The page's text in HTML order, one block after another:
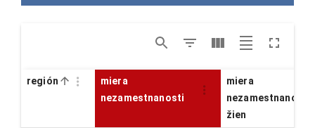
región
miera
nezamestnanosti
miera
nezamestnanosti
žien